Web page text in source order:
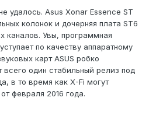
удалось. Asus Xonar Essence ST
колонок и дочерняя плата ST6
каналов. Увы, программная
по качеству аппаратному
карт ASUS робко
всего один стабильный релиз под
в то время как X-Fi могут
февраля 2016 года.